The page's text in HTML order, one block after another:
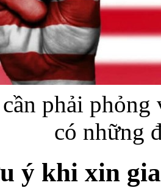
phải phỏng
có những
ý khi xin